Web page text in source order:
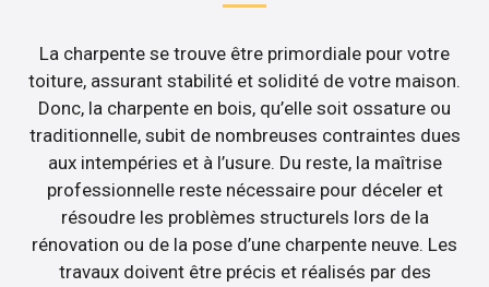
La charpente se trouve être primordiale pour votre
toiture, assurant stabilité et solidité de votre maison.
Donc, la charpente en bois, qu’elle soit ossature ou
traditionnelle, subit de nombreuses contraintes dues
aux intempéries et à l’usure. Du reste, la maîtrise
professionnelle reste nécessaire pour déceler et
résoudre les problèmes structurels lors de la
rénovation ou de la pose d’une charpente neuve. Les
travaux doivent être précis et réalisés par des